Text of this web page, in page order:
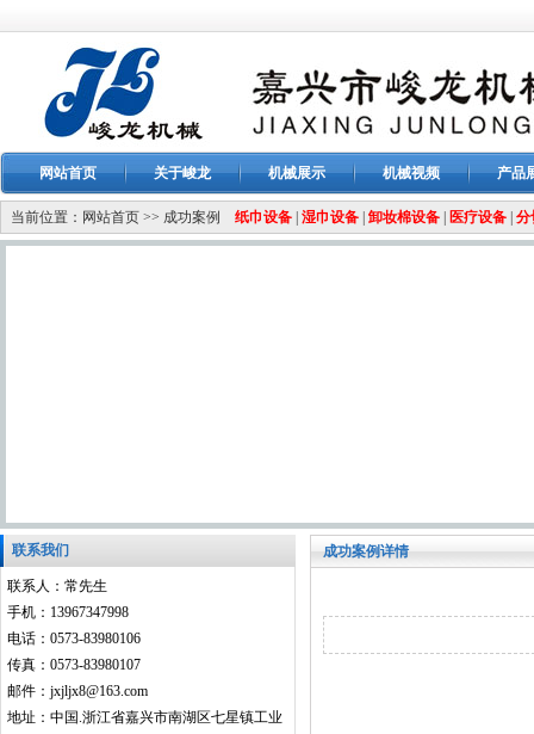
网站首页 关于峻龙 机械展示 机械视频 产品
当前位置： 网站首页 >> 成功案例 纸巾设备 湿巾设备 卸妆棉设备 医疗设备 分
联系我们
联系人：常先生
手机：13967347998
电话：0573-83980106
传真：0573-83980107
邮件：jxjljx8@163.com
地址：中国.浙江省嘉兴市南湖区七星镇工业
成功案例详情